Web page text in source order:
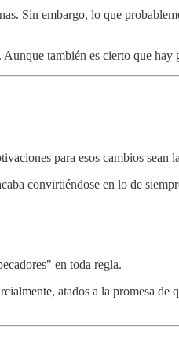
Sin embargo, lo que
Aunque también es cierto que
para esos cambios sean
convirtiéndose en lo de
en toda regla.
atados a la promesa